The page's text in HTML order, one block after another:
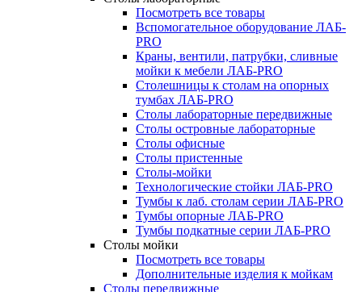
Посмотреть все товары
Вспомогательное оборудование ЛАБ-
PRO
Краны, вентили, патрубки, сливные
мойки к мебели ЛАБ-PRO
Столешницы к столам на опорных
тумбах ЛАБ-PRO
Столы лабораторные передвижные
Столы островные лабораторные
Столы офисные
Столы пристенные
Столы-мойки
Технологические стойки ЛАБ-PRO
Тумбы к лаб. столам серии ЛАБ-PRO
Тумбы опорные ЛАБ-PRO
Тумбы подкатные серии ЛАБ-PRO
Столы мойки
Посмотреть все товары
Дополнительные изделия к мойкам
Столы передвижные